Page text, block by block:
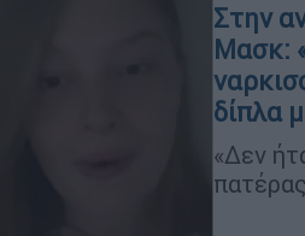
Στην
Μασκ:
δίπλα
«Δεν